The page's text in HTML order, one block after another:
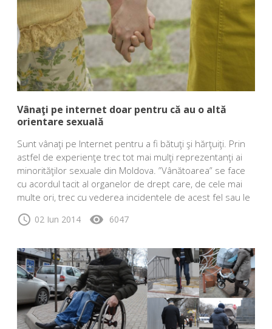
Vânaţi pe internet doar pentru că au o altă
orientare sexuală
Sunt vânaţi pe Internet pentru a fi bătuţi şi hărţuiţi. Prin
astfel de experienţe trec tot mai mulţi reprezentanţi ai
minorităţilor sexuale din Moldova. ”Vânătoarea” se face
cu acordul tacit al organelor de drept care, de cele mai
multe ori, trec cu vederea incidentele de acest fel sau le
schedule 02 Iun 2014 visibility 6047